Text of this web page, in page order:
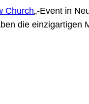
Church„-Event in
die einzigartigen